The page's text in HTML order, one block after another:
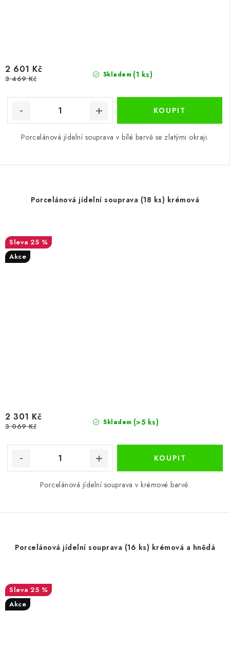
Skladem (1 ks)
2 601 Kč
3 469 Kč
Porcelánová jídelní souprava v bílé barvě se zlatými okraji.
Porcelánová jídelní souprava (18 ks) krémová
25 %
Akce
Skladem (>5 ks)
2 301 Kč
3 069 Kč
Porcelánová jídelní souprava v krémové barvě.
Porcelánová jídelní souprava (16 ks) krémová a hnědá
25 %
Akce